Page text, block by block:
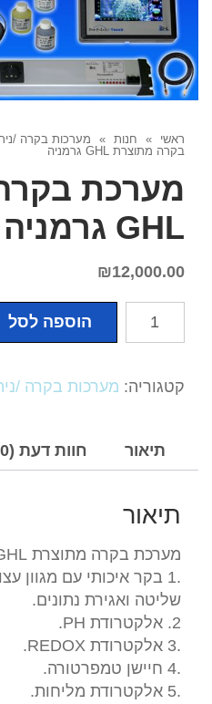
ראשי » חנות » מערכות בקרה /
בקרה מתוצרת GHL גרמניה
מערכת
GHL גרמניה
₪12,000.00
כמות
בקרה
גרמניה
הוספה לסל
קטגוריה: מערכות בקרה /
תיאור חוות דעת (0)
תיאור
מערכת בקרה מתוצרת GHL גרמניה
.1 בקר איכותי עם מגוון
שליטה ואגירת נתונים.
2. אלקטרודת PH.
.3 אלקטרודת REDOX.
.4 חיישן טמפרטורה.
.5 אלקטרודת מליחות.